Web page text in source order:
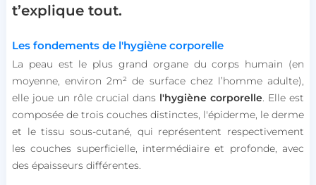
t’explique tout.
Les fondements de l'hygiène corporelle
La peau est le plus grand organe du corps humain (en
moyenne, environ 2m² de surface chez l’homme adulte),
elle joue un rôle crucial dans l'hygiène corporelle. Elle est
composée de trois couches distinctes, l'épiderme, le derme
et le tissu sous-cutané, qui représentent respectivement
les couches superficielle, intermédiaire et profonde, avec
des épaisseurs différentes.